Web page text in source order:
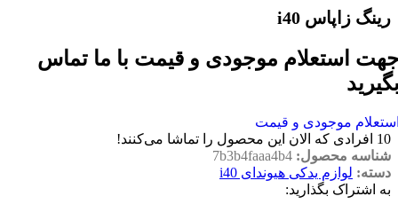
رینگ زاپاس i40
استعلام موجودی و قیمت با ما تماس
موجودی و قیمت
10 افرادی که الان این محصول را تماشا می‌کنند!
شناسه محصول: 7b3b4faaa4b4
دسته: لوازم یدکی هیوندای i40
به اشتراک بگذارید: